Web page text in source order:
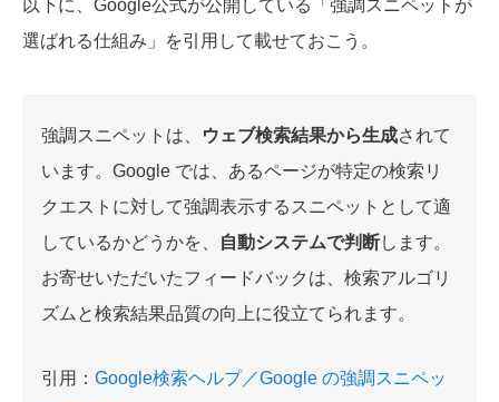
以下に、Google公式が公開している「強調スニペットが
選ばれる仕組み」を引用して載せておこう。
強調スニペットは、 ウェブ検索結果から生成されて
います。Google では、あるページが特定の検索リ
クエストに対して強調表示するスニペットとして適
しているかどうかを、
自動システムで判断します。
お寄せいただいたフィードバックは、検索アルゴリ
ズムと検索結果品質の向上に役立てられます。
引用： Google検索ヘルプ／Google の強調スニペッ